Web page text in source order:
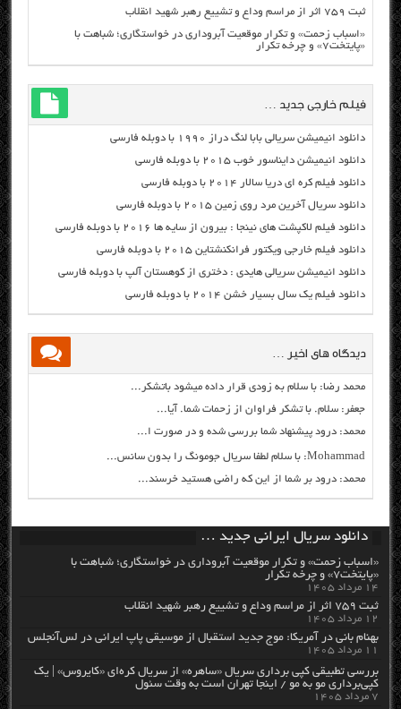
ثبت ۷۵۹ اثر از مراسم وداع و تشییع رهبر شهید انقلاب
«اسباب زحمت» و تکرار موقعیت آبروداری در خواستگاری؛ شباهت با
«پایتخت۷» و چرخه تکرار
فیلم خارجی جدید …
دانلود انیمیشن سریالی بابا لنگ دراز ۱۹۹۰ با دوبله فارسی
دانلود انیمیشن دایناسور خوب ۲۰۱۵ با دوبله فارسی
دانلود فیلم کره ای دریا سالار ۲۰۱۴ با دوبله فارسی
دانلود سریال آخرین مرد روی زمین ۲۰۱۵ با دوبله فارسی
دانلود فیلم لاکپشت های نینجا : بیرون از سایه ها ۲۰۱۶ با دوبله فارسی
دانلود فیلم خارجی ویکتور فرانکنشتاین ۲۰۱۵ با دوبله فارسی
دانلود انیمیشن سریالی هایدی : دختری از کوهستان آلپ با دوبله فارسی
دانلود فیلم یک سال بسیار خشن ۲۰۱۴ با دوبله فارسی
دیدگاه های اخیر …
محمد رضا: با سلام به زودی قرار داده میشود باتشکر...
جعفر: سلام. با تشکر فراوان از زحمات شما. آیا...
محمد: درود پیشنهاد شما بررسی شده و در صورت ا...
Mohammad: با سلام لطفا سریال جومونگ را بدون سانس...
محمد: درود بر شما از این که راضی هستید خرسند...
دانلود سریال ایرانی جدید …
«اسباب زحمت» و تکرار موقعیت آبروداری در خواستگاری؛ شباهت با
«پایتخت۷» و چرخه تکرار
۱۴ مرداد ۱۴۰۵
ثبت ۷۵۹ اثر از مراسم وداع و تشییع رهبر شهید انقلاب
۱۲ مرداد ۱۴۰۵
بهنام بانی در آمریکا: موج جدید استقبال از موسیقی پاپ ایرانی در لس‌آنجلس
۱۱ مرداد ۱۴۰۵
بررسی تطبیقی کپی برداری سریال «ساهره» از سریال کره‌ای «کایروس» | یک
کپی‌برداری مو به مو / اینجا تهران است به وقت سئول
۷ مرداد ۱۴۰۵